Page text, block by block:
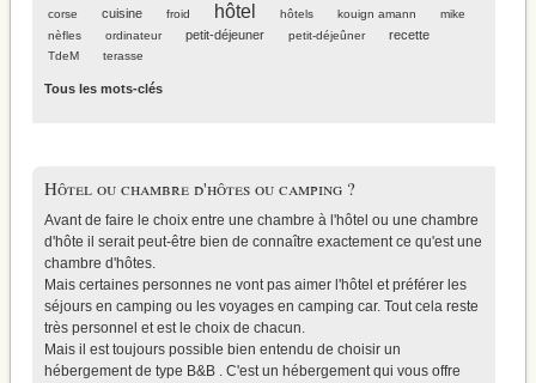
corse
cuisine froid hôtel hôtels kouign amann
mike
nèfles
ordinateur petit-déjeuner petit-déjeûner recette
TdeM terasse
Tous les mots-clés
Hôtel ou chambre d'hôtes ou camping ?
Avant de faire le choix entre une chambre à l'hôtel ou une chambre
d'hôte il serait peut-être bien de connaître exactement ce qu'est une
chambre d'hôtes.
Mais certaines personnes ne vont pas aimer l'hôtel et préférer les
séjours en camping ou les voyages en camping car. Tout cela reste
très personnel et est le choix de chacun.
Mais il est toujours possible bien entendu de choisir un
hébergement de type B&B. C'est un hébergement qui vous offre